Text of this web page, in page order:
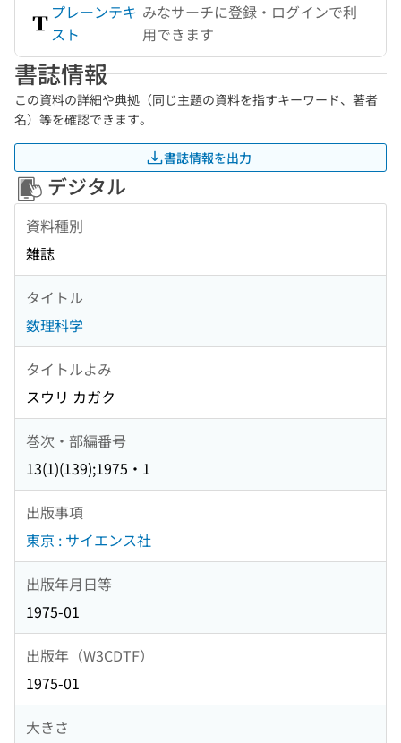
プレーンテキ
スト
みなサーチに登録・ログインで利
用できます
書誌情報
この資料の詳細や典拠（同じ主題の資料を指すキーワード、著者
名）等を確認できます。
書誌情報を出力
デジタル
資料種別
雑誌
タイトル
数理科学
タイトルよみ
スウリ カガク
巻次・部編番号
13(1)(139);1975・1
出版事項
東京 : サイエンス社
出版年月日等
1975-01
出版年（W3CDTF）
1975-01
大きさ